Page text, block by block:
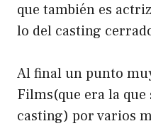
que también es
lo del casting
Al final un punto
Films(que era la
casting) por varios